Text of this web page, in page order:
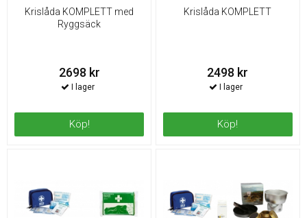
Krislåda KOMPLETT med
Ryggsäck
2698 kr
Köp!
Krislåda KOMPLETT
2498 kr
Köp!